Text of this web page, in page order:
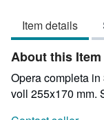
Item details
About this Item
Opera completa
voll 255x170 mm.